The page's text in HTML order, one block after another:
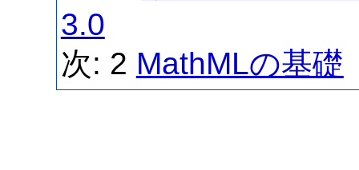
3.0
次: 2 MathMLの基礎